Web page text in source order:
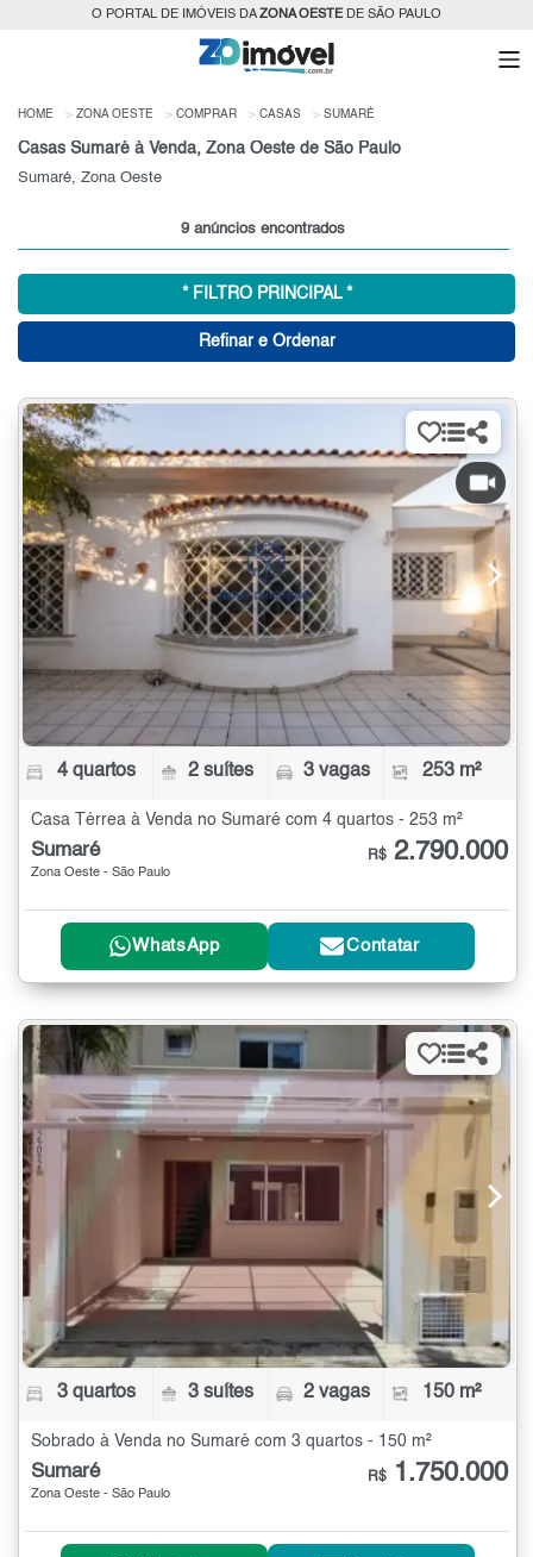
O PORTAL DE IMÓVEIS DAZONA OESTEDE SÃO PAULO
HOME ZONA OESTE COMPRAR CASAS SUMARÉ
Casas Sumaré à Venda, Zona Oeste de São Paulo
Sumaré, Zona Oeste
9 anúncios encontrados
* FILTRO PRINCIPAL *
Refinar e Ordenar
4 quartos 2 suítes 3 vagas 253 m²
Casa Térrea à Venda no Sumaré com 4 quartos - 253 m²
Sumaré
Zona Oeste - São Paulo
R$ 2.790.000
WhatsApp Contatar
3 quartos 3 suítes 2 vagas 150 m²
Sobrado à Venda no Sumaré com 3 quartos - 150 m²
Sumaré
Zona Oeste - São Paulo
R$ 1.750.000